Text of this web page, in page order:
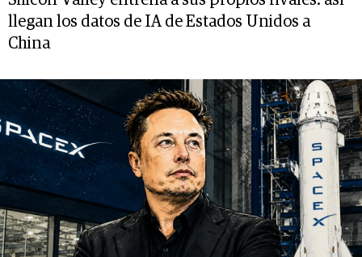
llegan los datos de IA de Estados Unidos a
China